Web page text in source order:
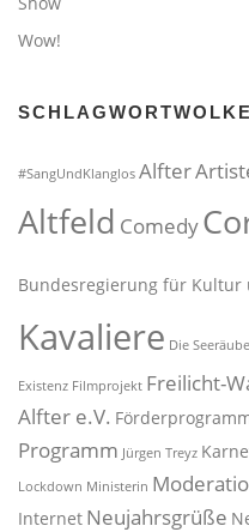
Wow!
SCHLAGWORTWOLKE
#SangUndKlanglos Alfter
Altfeld Comedy
Bundesregierung für Kultur
Kavaliere Die
Existenz Filmprojekt Freilicht-
Alfter e.V.
Programm Jürgen Treyz
Lockdown Ministerin
Internet Neujahrsgrüße